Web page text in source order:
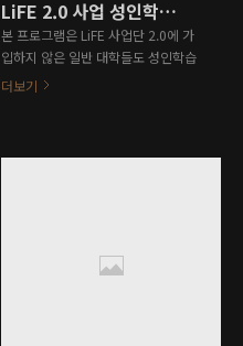
AI 이해도는 낮은 편이며, AI를 활용
한 맞춤형 진단 사이트를 원하는 수
요는 있어도 공급이 부족한 현실..
LiFE 2.0 사업 성인학습자 기초학습능력진단 진행 대학 모집
본 프로그램은 LiFE 사업단 2.0에 가
입하지 않은 일반 대학들도 성인학습
자 과정을 운영하고 있으면 참여가
길주로 280(프리머스 부천타워, 롯
데시네마 건물) 6층 619~620호 대
더보기